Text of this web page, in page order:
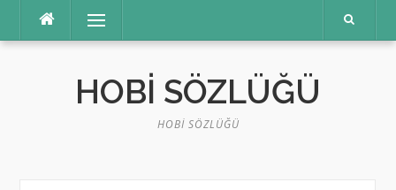
Menü
HOBI SÖZLÜĞÜ
HOBI SÖZLÜĞÜ